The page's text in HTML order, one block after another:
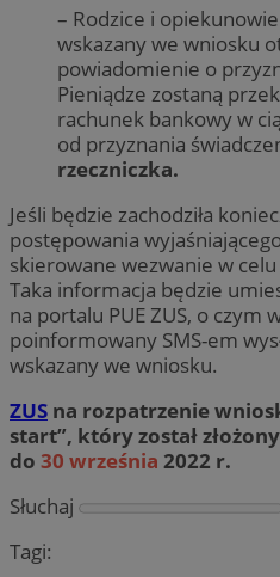
– Rodzice i
wskazany we wniosku
powiadomienie o
Pieniądze zostaną
rachunek bankowy w
od przyznania
rzeczniczka.
Jeśli będzie zachodziła
postępowania
skierowane wezwanie w
Taka informacja będzie
na portalu PUE ZUS, o czym
poinformowany SMS-em
wskazany we wniosku.
ZUS na rozpatrzenie
start”, który został
do 30 września 2022 r.
Słuchaj
Tagi: